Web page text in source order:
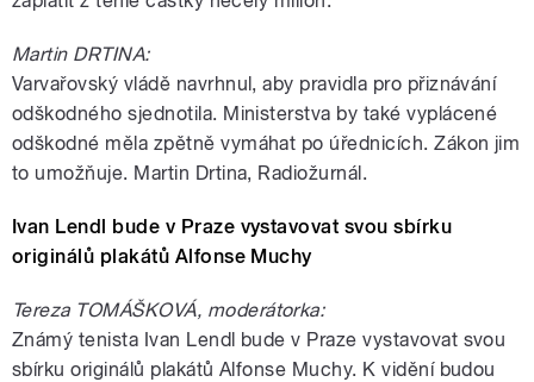
Martin DRTINA:
Varvařovský vládě navrhnul, aby pravidla pro přiznávání
odškodného sjednotila. Ministerstva by také vyplácené
odškodné měla zpětně vymáhat po úřednicích. Zákon jim
to umožňuje. Martin Drtina, Radiožurnál.
Ivan Lendl bude v Praze vystavovat svou sbírku
originálů plakátů Alfonse Muchy
Tereza TOMÁŠKOVÁ, moderátorka:
Známý tenista Ivan Lendl bude v Praze vystavovat svou
sbírku originálů plakátů Alfonse Muchy. K vidění budou